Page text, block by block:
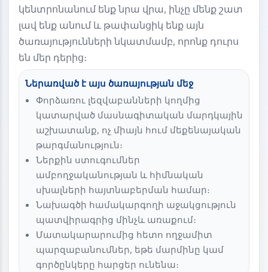
կենտրոնանում ենք նրա վրա, ինչը մենք շատ
լավ ենք անում և թափանցիկ ենք այն
ծառայությունների նկատմամբ, որոնք դուրս
են մեր դերից։
Ներառված է այս ծառայության մեջ
Փորձառու լեզվաբանների կողմից
կատարված մասնագիտական մարդկային
աշխատանք, ոչ միայն հում մեքենայական
թարգմանություն։
Ներքին ստուգումներ
ամբողջականության և հիմնական
սխալների հայտնաբերման համար։
Նախագծի համակարգողի աջակցություն
պատվիրագրից մինչև առաքում։
Մատակարարումից հետո ողջամիտ
պարզաբանումներ, եթե մարմինը կամ
գործընկերը հարցեր ունենա։